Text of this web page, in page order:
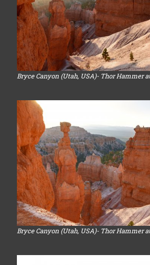
Bryce Canyon (Utah, USA)- Thor Hammer
Bryce Canyon (Utah, USA)- Thor Hammer